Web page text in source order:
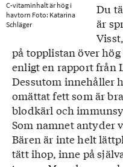
C-vitaminhalt är hög i
havtorn Foto: Katarina
Schläger
Du
är
på topplistan över
enligt en rapport från
Dessutom innehåller
omättat fett som är
blodkärl och
Som namnet antyder
Bären är inte helt
tätt ihop, inne på